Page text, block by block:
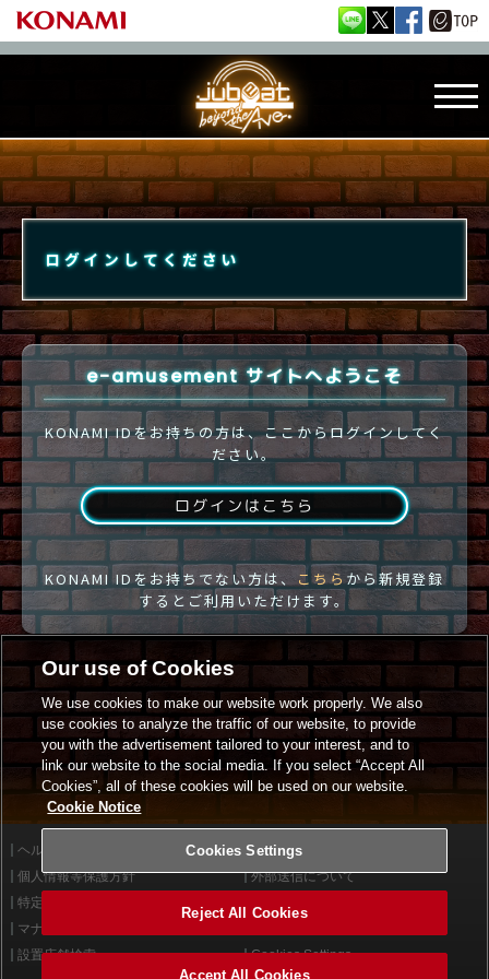
ログインしてください
e-amusement サイトへようこそ
KONAMI IDをお持ちの方は、ここからログインしてく
ださい。
ログインはこちら
KONAMI IDをお持ちでない方は、 こちらから新規登録
するとご利用いただけます。
ヘルプ
利用規約
個人情報等保護方針
外部送信について
特定商取引法に基づく表示
マナー＆ルール
設置店舗検索
Cookies Settings
Our use of Cookies
We use cookies to make our website work properly. We also
use cookies to analyze the traffic of our website, to provide
you with the advertisement tailored to your interest, and to
link our website to the social media. If you select “Accept All
Cookies”, all of these cookies will be used on our website.
Cookie Notice
Cookies Settings
Reject All Cookies
Accept All Cookies